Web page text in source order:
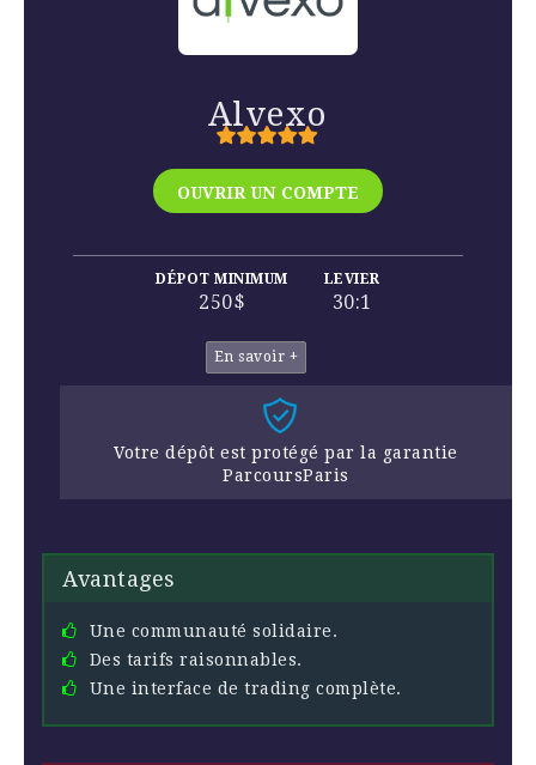
Alvexo
OUVRIR UN COMPTE
DÉPOT MINIMUM
250$
LEVIER
30:1
En savoir +
Votre dépôt est protégé par la garantie
ParcoursParis
Avantages
Une communauté solidaire.
Des tarifs raisonnables.
Une interface de trading complète.